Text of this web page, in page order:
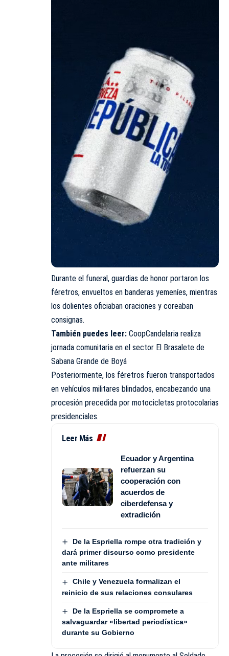
Durante el funeral, guardias de honor portaron los
féretros, envueltos en banderas yemeníes, mientras
los dolientes oficiaban oraciones y coreaban
consignas.
También puedes leer: CoopCandelaria realiza
jornada comunitaria en el sector El Brasalete de
Sabana Grande de Boyá
Posteriormente, los féretros fueron transportados
en vehículos militares blindados, encabezando una
procesión precedida por motocicletas protocolarias
presidenciales.
Leer Más
Ecuador y Argentina
refuerzan su
cooperación con
acuerdos de
ciberdefensa y
extradición
De la Espriella rompe otra tradición y
dará primer discurso como presidente
ante militares
Chile y Venezuela formalizan el
reinicio de sus relaciones consulares
De la Espriella se compromete a
salvaguardar «libertad periodística»
durante su Gobierno